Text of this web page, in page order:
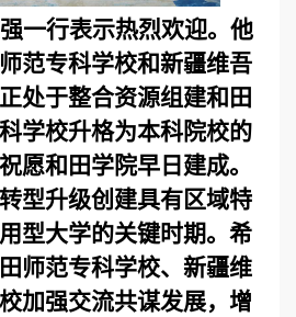
一行表示热烈欢迎。他
范专科学校和新疆维吾
处于整合资源组建和田
学校升格为本科院校的
愿和田学院早日建成。
型升级创建具有区域特
型大学的关键时期。希
师范专科学校、新疆维
加强交流共谋发展，增